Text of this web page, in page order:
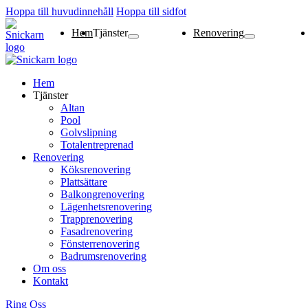
Hoppa till huvudinnehåll Hoppa till sidfot
HemTjänsterAltan
Pool
Golvslipning
Totalentreprenad RenoveringKöksrenovering
Plattsättare
Balkongrenovering
Trapprenovering
Fasadrenovering
Fönsterrenovering
Badrumsrenovering
Hem
Tjänster
Altan
Pool
Golvslipning
Totalentreprenad
Renovering
Köksrenovering
Plattsättare
Balkongrenovering
Lägenhetsrenovering
Trapprenovering
Fasadrenovering
Fönsterrenovering
Badrumsrenovering
Om oss
Kontakt
Ring Oss